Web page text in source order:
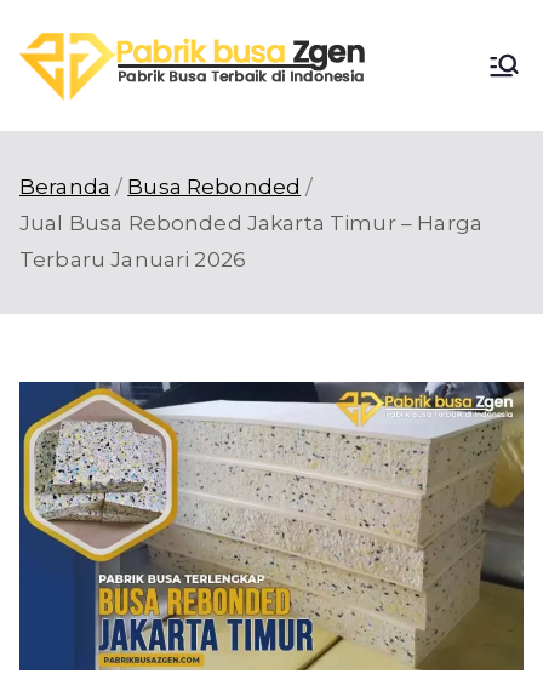
ke
konten
Pabri
Busa
Beranda
Busa Rebonded
Jual Busa Rebonded Jakarta Timur – Harga
Terbaru Januari 2026